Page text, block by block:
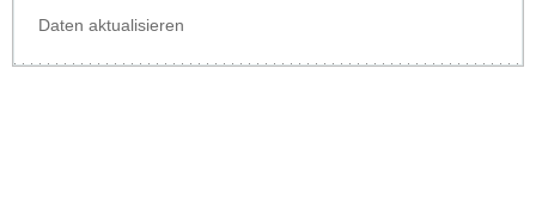
Daten aktualisieren